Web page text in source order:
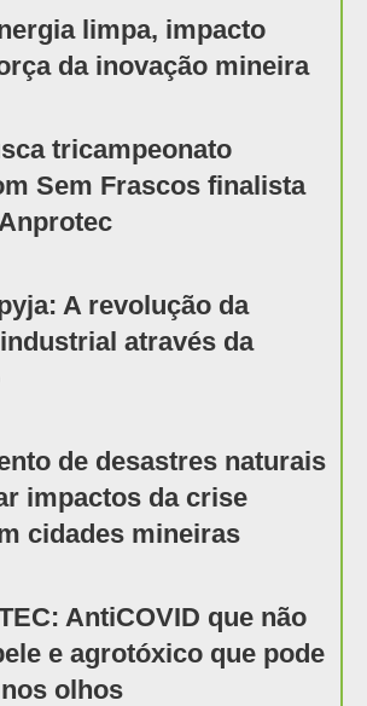
limpa, impacto
da inovação mineira
tricampeonato
Sem Frascos finalista
A revolução da
através da
de desastres naturais
impactos da crise
cidades mineiras
AntiCOVID que não
e agrotóxico que pode
olhos